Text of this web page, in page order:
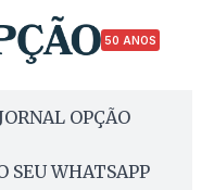
50 ANOS
OPÇÃO
SEU WHATSAPP